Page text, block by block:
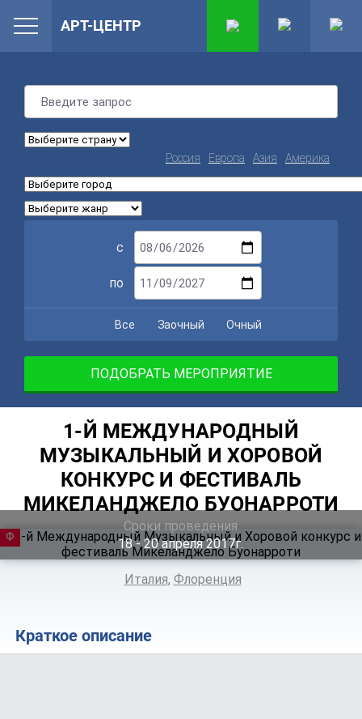
Россия Европа Азия Америка
с
по
Все Заочный Очный
ПОДОБРАТЬ МЕРОПРИЯТИЕ
1-Й МЕЖДУНАРОДНЫЙ
МУЗЫКАЛЬНЫЙ И ХОРОВОЙ
КОНКУРС И ФЕСТИВАЛЬ
МИКЕЛАНДЖЕЛО БУОНАРРОТИ
Сроки проведения
18 ‐ 20апреля 2017г.
ФЕСТИВАЛЬ
Италия, Флоренция
Краткое описание
АРТ-ЦЕНТР